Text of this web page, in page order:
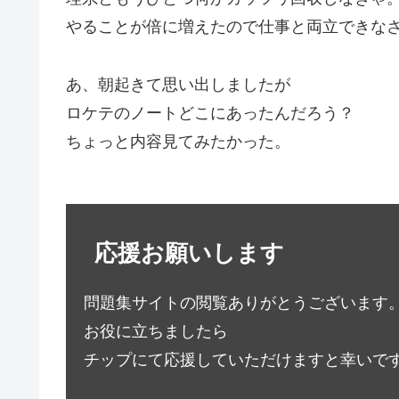
やることが倍に増えたので仕事と両立できなさ
あ、朝起きて思い出しましたが
ロケテのノートどこにあったんだろう？
ちょっと内容見てみたかった。
応援お願いします
問題集サイトの閲覧ありがとうございます。
お役に立ちましたら
チップにて応援していただけますと幸いです